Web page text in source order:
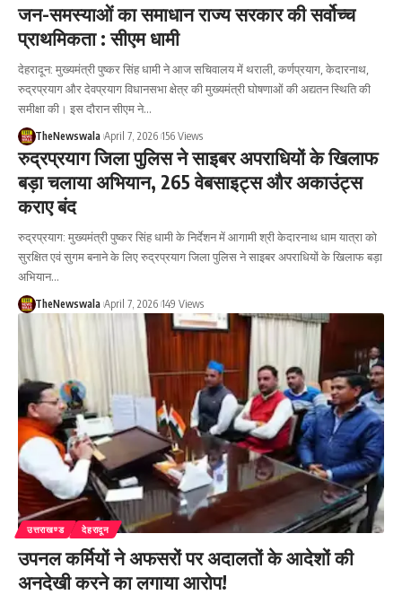
जन-समस्याओं का समाधान राज्य सरकार की सर्वोच्च
प्राथमिकता : सीएम धामी
देहरादून: मुख्यमंत्री पुष्कर सिंह धामी ने आज सचिवालय में थराली, कर्णप्रयाग, केदारनाथ,
रुद्रप्रयाग और देवप्रयाग विधानसभा क्षेत्र की मुख्यमंत्री घोषणाओं की अद्यतन स्थिति की
समीक्षा की। इस दौरान सीएम ने…
TheNewswala April 7, 2026 156 Views
रुद्रप्रयाग जिला पुलिस ने साइबर अपराधियों के खिलाफ
बड़ा चलाया अभियान, 265 वेबसाइट्स और अकाउंट्स
कराए बंद
रुद्रप्रयाग: मुख्यमंत्री पुष्कर सिंह धामी के निर्देशन में आगामी श्री केदारनाथ धाम यात्रा को
सुरक्षित एवं सुगम बनाने के लिए रुद्रप्रयाग जिला पुलिस ने साइबर अपराधियों के खिलाफ बड़ा
अभियान…
TheNewswala April 7, 2026 149 Views
उत्तराखण्ड देहरादून
उपनल कर्मियों ने अफसरों पर अदालतों के आदेशों की
अनदेखी करने का लगाया आरोप!